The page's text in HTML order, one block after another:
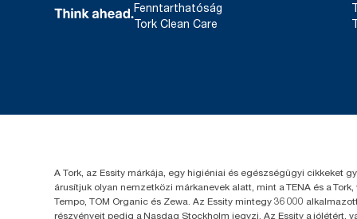
Fenntarthatóság
Tork Clean Care
A Tork, az Essity márkája, egy higiéniai és egészségügyi cikkeket
árusítjuk olyan nemzetközi márkanevek alatt, mint a TENA és a
Tempo, TOM Organic és Zewa. Az Essity mintegy 36 000
részvényeit pedig a Nasdaq Stockholm jegyzi. Az Essity a jólétért,